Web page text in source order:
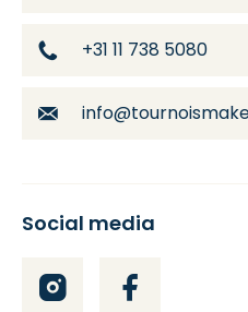
+31 11 738 5080
Social media